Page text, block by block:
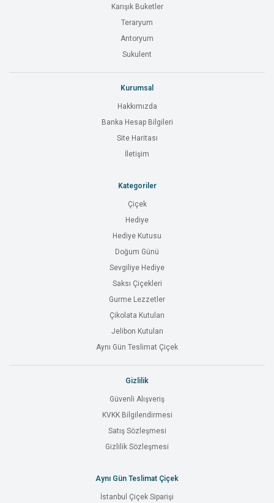
Karışık Buketler
Teraryum
Antoryum
Sukulent
Kurumsal
Hakkımızda
Banka Hesap Bilgileri
Site Haritası
İletişim
Kategoriler
Çiçek
Hediye
Hediye Kutusu
Doğum Günü
Sevgiliye Hediye
Saksı Çiçekleri
Gurme Lezzetler
Çikolata Kutuları
Jelibon Kutuları
Aynı Gün Teslimat Çiçek
Gizlilik
Güvenli Alışveriş
KVKK Bilgilendirmesi
Satış Sözleşmesi
Gizlilik Sözleşmesi
Aynı Gün Teslimat Çiçek
İstanbul Çiçek Siparişi